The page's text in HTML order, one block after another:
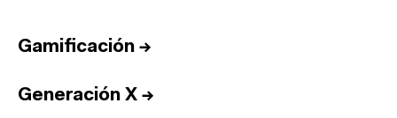
Gamificación →
Generación X →